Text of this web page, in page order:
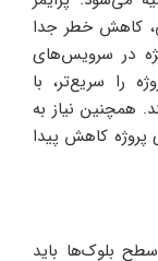
کاهش خطر جدا
در سرویس‌های
را سریع‌تر، با
همچنین نیاز به
کاهش پیدا
سطح بلوک‌ها باید